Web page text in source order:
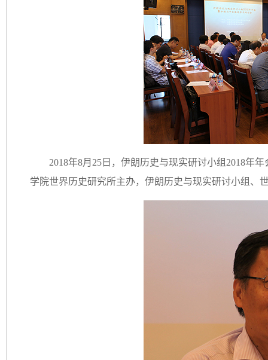
2018年8月25日，伊朗历史与现实研讨小组2018年
学院世界历史研究所主办，伊朗历史与现实研讨小组、